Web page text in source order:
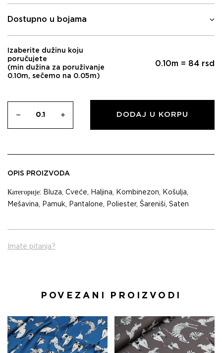
је
била:
је:
Dostupno u bojama
Izaberite dužinu koju
poručujete
(min dužina za poruživanje
0.10m, sečemo na 0.05m)
0.10m = 84 rsd
DODAJ U KORPU
OPIS PROIZVODA
Категорије: Bluza, Cveće, Haljina, Kombinezon, Košulja,
Mešavina, Pamuk, Pantalone, Poliester, Šareniši, Saten
Imate pitanja?
POVEZANI PROIZVODI